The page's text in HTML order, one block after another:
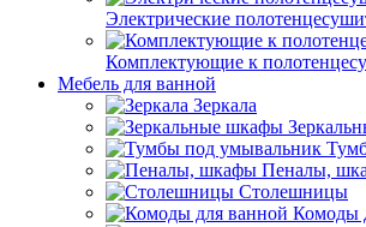
Электрические
Комплектующие к
Мебель для ванной
Зеркала
Пеналы,
Столешницы
Комоды